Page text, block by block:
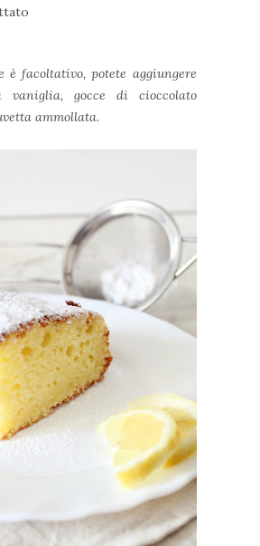
facoltativo, potete aggiungere
vaniglia, gocce di cioccolato
ammollata.